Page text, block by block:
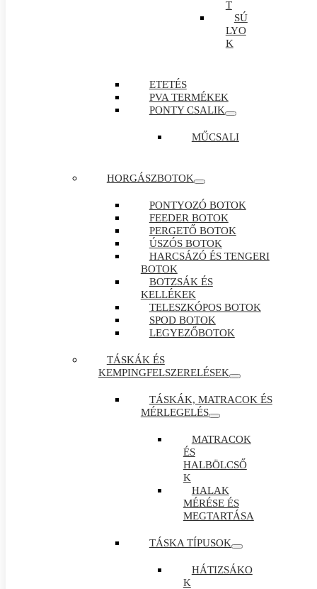
T
SÚ
LYO
K
ETETÉS
PVA TERMÉKEK
PONTY CSALIK
MŰCSALI
HORGÁSZBOTOK
PONTYOZÓ BOTOK
FEEDER BOTOK
PERGETŐ BOTOK
ÚSZÓS BOTOK
HARCSÁZÓ ÉS TENGERI
BOTOK
BOTZSÁK ÉS
KELLÉKEK
TELESZKÓPOS BOTOK
SPOD BOTOK
LEGYEZŐBOTOK
TÁSKÁK ÉS
KEMPINGFELSZERELÉSEK
TÁSKÁK, MATRACOK ÉS
MÉRLEGELÉS
MATRACOK
ÉS
HALBÖLCSŐ
K
HALAK
MÉRÉSE ÉS
MEGTARTÁSA
TÁSKA TÍPUSOK
HÁTIZSÁKO
K